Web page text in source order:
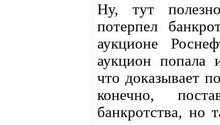
Ну, тут
потерпел
аукционе
аукцион попала
что доказывает
конечно,
банкротства, но